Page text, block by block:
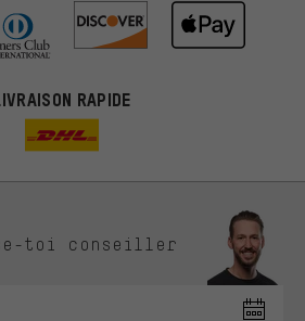
RAPIDE
toi conseiller
adaptées
hasard, nous afficherons des offres plus
des offres et des conseils sur mesure.